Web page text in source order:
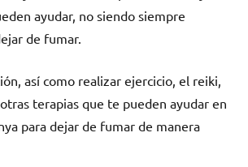
ayudar, no siendo siempre
dе fumar.
así cοmο realizar ejercicio, el reiki,
terapias quе te pueden ayudar en
pаrа dejar dе fumar dе manera